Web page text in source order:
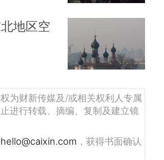
地区空
为财新传媒及/或相关权利人专属
进行转载、摘编、复制及建立镜
hello@caixin.com ，获得书面确认